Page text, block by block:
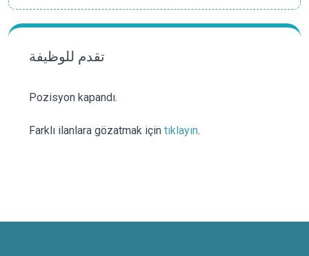
تقدم للوظيفة
Pozisyon kapandı.
Farklı ilanlara gözatmak için tıklayın.